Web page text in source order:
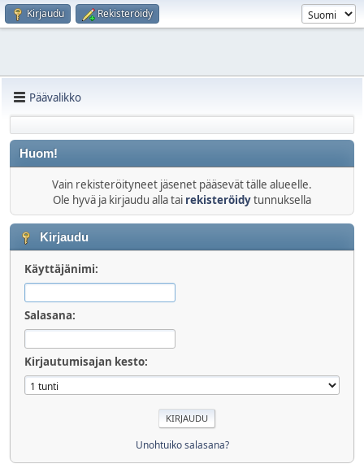
Kirjaudu Rekisteröidy
Päävalikko
Huom!
Vain rekisteröityneet jäsenet pääsevät tälle alueelle.
Ole hyvä ja kirjaudu alla tai rekisteröidytunnuksella
Kirjaudu
Käyttäjänimi:
Salasana:
Kirjautumisajan kesto:
Unohtuiko salasana?